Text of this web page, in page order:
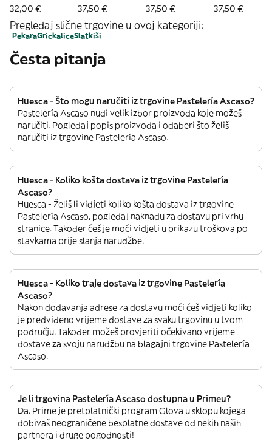
32,00 € 37,50 € 37,50 € 37,50 €
Pregledaj slične trgovine u ovoj kategoriji:
PekaraGrickaliceSlatkiši
Česta pitanja
Huesca - Što mogu naručiti iz trgovine Pastelería Ascaso?
Pastelería Ascaso nudi velik izbor proizvoda koje možeš
naručiti. Pogledaj popis proizvoda i odaberi što želiš
naručiti iz trgovine Pastelería Ascaso.
Huesca - Koliko košta dostava iz trgovine Pastelería
Ascaso?
Huesca - Želiš li vidjeti koliko košta dostava iz trgovine
Pastelería Ascaso, pogledaj naknadu za dostavu pri vrhu
stranice. Također ćeš je moći vidjeti u prikazu troškova po
stavkama prije slanja narudžbe.
Huesca - Koliko traje dostava iz trgovine Pastelería
Ascaso?
Nakon dodavanja adrese za dostavu moći ćeš vidjeti koliko
je predviđeno vrijeme dostave za svaku trgovinu u tvom
području. Također možeš provjeriti očekivano vrijeme
dostave za svoju narudžbu na blagajni trgovine Pastelería
Ascaso.
Je li trgovina Pastelería Ascaso dostupna u Primeu?
Da. Prime je pretplatnički program Glova u sklopu kojega
dobivaš neograničene besplatne dostave od nekih naših
partnera i druge pogodnosti!